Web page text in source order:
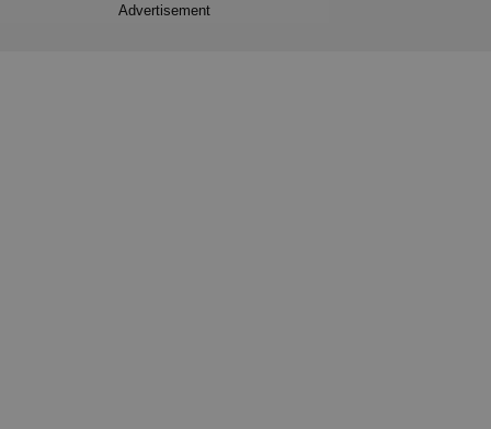
Advertisement